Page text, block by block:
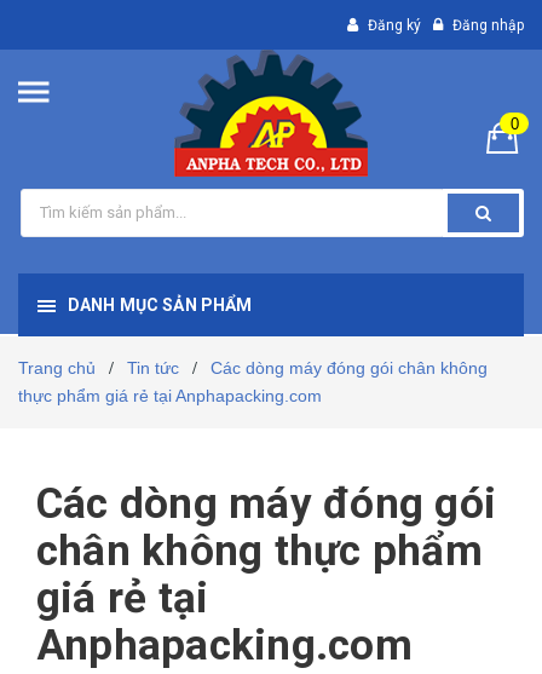
Đăng ký Đăng nhập
0
DANH MỤC SẢN PHẨM
Trang chủ / Tin tức /
Các dòng máy đóng gói chân không
thực phẩm giá rẻ tại Anphapacking.com
Các dòng máy đóng gói
chân không thực phẩm
giá rẻ tại
Anphapacking.com